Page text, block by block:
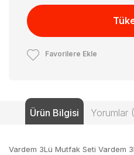
Favorilere Ekle
Ürün Bilgisi Yorumlar
Vardem 3Lü Mutfak Seti Vardem